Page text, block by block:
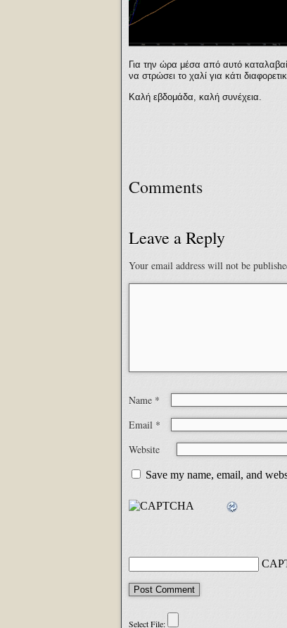
Για την ώρα μέσα από αυτό
να στρώσει το χαλί για κάτι
Καλή εβδομάδα, καλή συνέχεια.
Comments
Leave a Reply
Your email address will not be
Name *
Email *
Website
Save my name, email, and